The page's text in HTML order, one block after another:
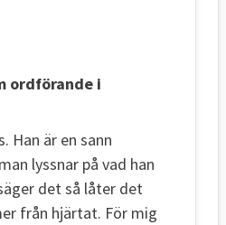
ordförande i
Han är en sann
lyssnar på vad han
det så låter det
från hjärtat. För mig